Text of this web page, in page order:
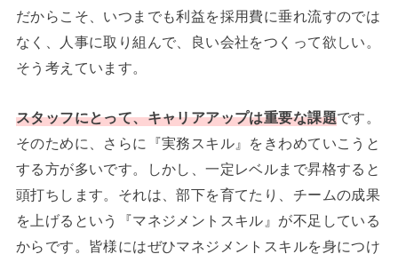
だからこそ、いつまでも利益を採用費に垂れ流すのでは
なく、人事に取り組んで、良い会社をつくって欲しい。
そう考えています。
スタッフにとって、キャリアアップは重要な課題です。
そのために、さらに『実務スキル』をきわめていこうと
する方が多いです。しかし、一定レベルまで昇格すると
頭打ちします。それは、部下を育てたり、チームの成果
を上げるという『マネジメントスキル』が不足している
からです。皆様にはぜひマネジメントスキルを身につけ